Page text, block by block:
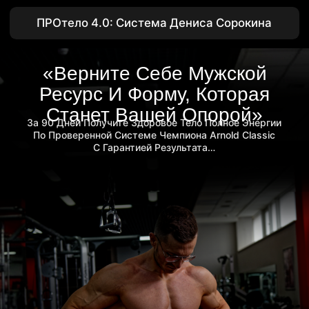
ПРОтело 4.0: Система Дениса Сорокина
«Верните Себе Мужской
Ресурс И Форму, Которая
Станет Вашей Опорой»
За 90 Дней Получите Здоровое Тело Полное Энергии
По Проверенной Системе Чемпиона Arnold Classic
С Гарантией Результата…
Занять место
Внести предоплату 5000₽